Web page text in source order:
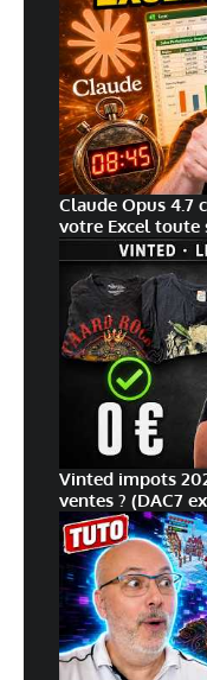
Claude Opus 4.7
votre Excel toute
Vinted impots
ventes ? (DAC7